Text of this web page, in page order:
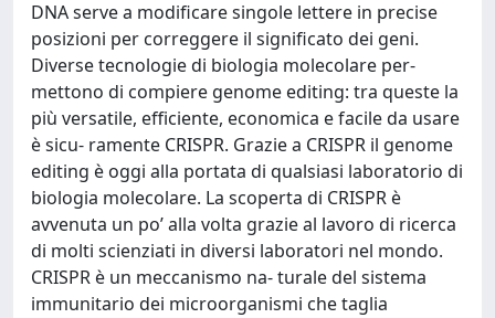
DNA serve a modificare singole lettere in precise
posizioni per correggere il significato dei geni.
Diverse tecnologie di biologia molecolare per-
mettono di compiere genome editing: tra queste la
più versatile, efficiente, economica e facile da usare
è sicu- ramente CRISPR. Grazie a CRISPR il genome
editing è oggi alla portata di qualsiasi laboratorio di
biologia molecolare. La scoperta di CRISPR è
avvenuta un po’ alla volta grazie al lavoro di ricerca
di molti scienziati in diversi laboratori nel mondo.
CRISPR è un meccanismo na- turale del sistema
immunitario dei microorganismi che taglia